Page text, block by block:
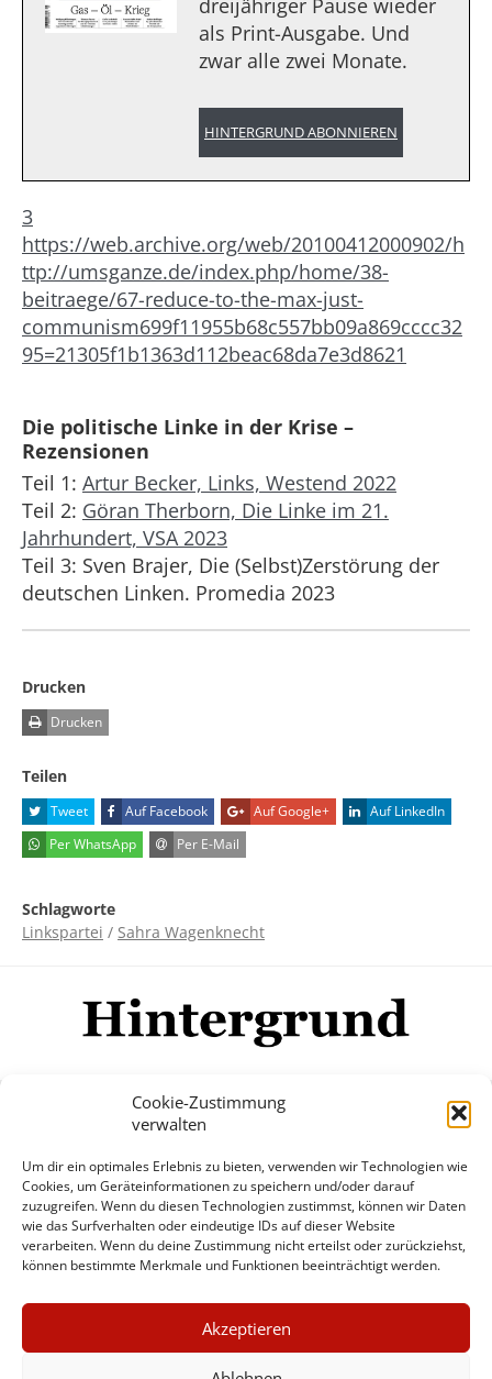
Cookie-Zustimmung
verwalten
Um dir ein optimales Erlebnis zu bieten, verwenden wir Technologien wie
Cookies, um Geräteinformationen zu speichern und/oder darauf
zuzugreifen. Wenn du diesen Technologien zustimmst, können wir Daten
wie das Surfverhalten oder eindeutige IDs auf dieser Website
verarbeiten. Wenn du deine Zustimmung nicht erteilst oder zurückziehst,
können bestimmte Merkmale und Funktionen beeinträchtigt werden.
Akzeptieren
als Print-Ausgabe. Und
zwar alle zwei Monate.
HINTERGRUND ABONNIEREN
3
https://web.archive.org/web/20100412000902/h
ttp://umsganze.de/index.php/home/38-
beitraege/67-reduce-to-the-max-just-
communism699f11955b68c557bb09a869cccc32
95=21305f1b1363d112beac68da7e3d8621
Die politische Linke in der Krise –
Rezensionen
Teil 1: Artur Becker, Links, Westend 2022
Teil 2: Göran Therborn, Die Linke im 21.
Jahrhundert, VSA 2023
Teil 3: Sven Brajer, Die (Selbst)Zerstörung der
deutschen Linken. Promedia 2023
Drucken
Drucken
Teilen
Tweet Auf Facebook Auf Google+
Auf LinkedIn
Per WhatsApp
Per E-Mail
Schlagworte
Linkspartei / Sahra Wagenknecht
Mehr
© Copyright Hintergrund.de, 2015 - 2026
Zum Newsletter jetzt kostenlos
anmelden
erscheint ca. alle 4 Wochen
×